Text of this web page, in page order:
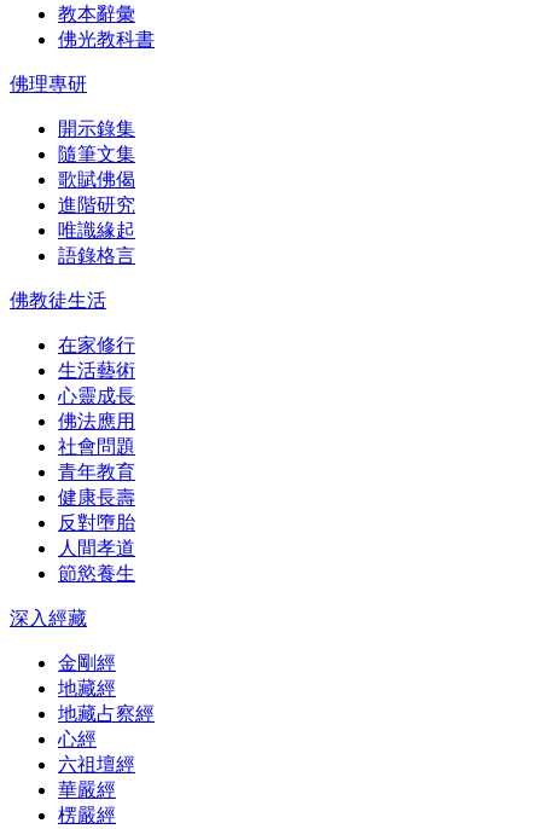
教本辭彙
佛光教科書
佛理專研
開示錄集
隨筆文集
歌賦佛偈
進階研究
唯識緣起
語錄格言
佛教徒生活
在家修行
生活藝術
心靈成長
佛法應用
社會問題
青年教育
健康長壽
反對墮胎
人間孝道
節慾養生
深入經藏
金剛經
地藏經
地藏占察經
心經
六祖壇經
華嚴經
楞嚴經